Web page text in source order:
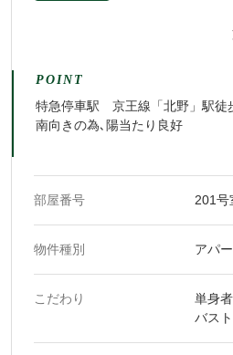
POINT
特急停車駅 京王線「北野」駅徒
南向きの為､陽当たり良好
部屋番号 201号
物件種別 アパ
こだわり
単身
バス